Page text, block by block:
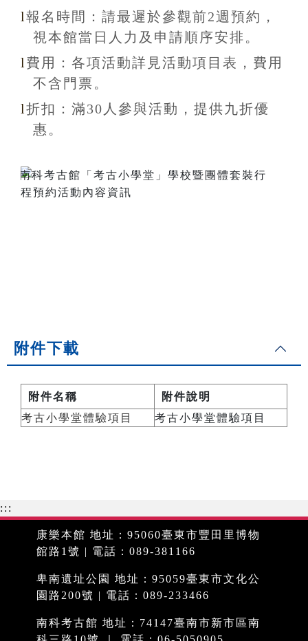
l報名 時間： 請最遲於參觀前2週預約，
視本館當日人力及申請順序安排。
l 費用：各項活動詳見活動項目表，費用
不含 門票。
l折扣 ：滿30 人參與活動，提供九折優
惠 。
附件下載
附件名稱
附件說明
考古小學堂體驗項目
考古小學堂體驗項目
:::
康樂本館 地址：95060臺東市豐田里博物
館路1號 | 電話：089-381166
卑南遺址公園 地址：95059臺東市文化公
園路200號 | 電話：089-233466
南科考古館 地址：74147臺南市新市區南